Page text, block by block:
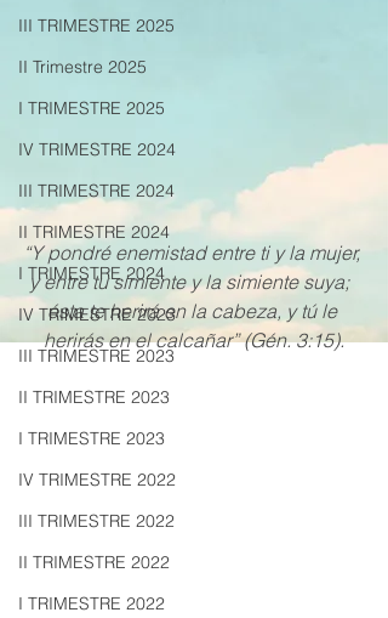
III TRIMESTRE 2025
II Trimestre 2025
I TRIMESTRE 2025
IV TRIMESTRE 2024
III TRIMESTRE 2024
II TRIMESTRE 2024
I TRIMESTRE 2024
IV TRIMESTRE 2023
III TRIMESTRE 2023
II TRIMESTRE 2023
I TRIMESTRE 2023
IV TRIMESTRE 2022
III TRIMESTRE 2022
II TRIMESTRE 2022
I TRIMESTRE 2022
“Y pondré enemistad entre ti y la mujer,
y entre tu simiente y la simiente suya;
ésta te herirá en la cabeza, y tú le
herirás en el calcañar” (Gén. 3:15).